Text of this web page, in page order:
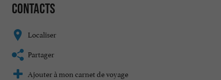
Contacts
Localiser
Partager
Ajouter à mon carnet de voyage